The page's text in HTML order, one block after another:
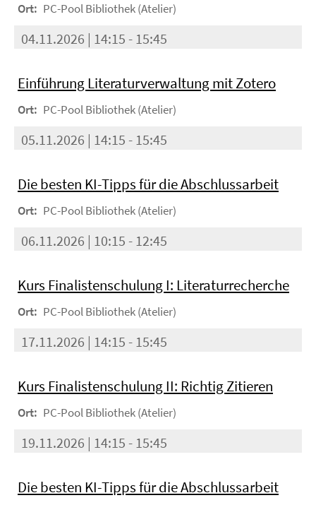
Ort: PC-Pool Bibliothek (Atelier)
04.11.2026 | 14:15 - 15:45
Einführung Literaturverwaltung mit Zotero
Ort: PC-Pool Bibliothek (Atelier)
05.11.2026 | 14:15 - 15:45
Die besten KI-Tipps für die Abschlussarbeit
Ort: PC-Pool Bibliothek (Atelier)
06.11.2026 | 10:15 - 12:45
Kurs Finalistenschulung I: Literaturrecherche
Ort: PC-Pool Bibliothek (Atelier)
17.11.2026 | 14:15 - 15:45
Kurs Finalistenschulung II: Richtig Zitieren
Ort: PC-Pool Bibliothek (Atelier)
19.11.2026 | 14:15 - 15:45
Die besten KI-Tipps für die Abschlussarbeit